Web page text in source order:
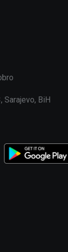
Sarajevo, BiH